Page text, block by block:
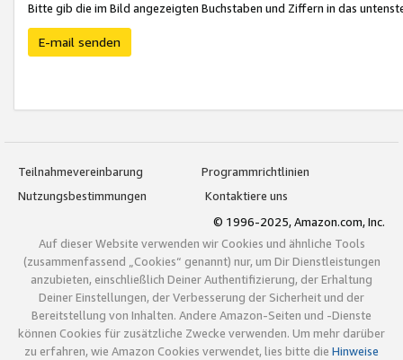
Bitte gib die im Bild angezeigten Buchstaben und Ziffern in das
E-mail senden
Teilnahmevereinbarung
Programmrichtlinien
Nutzungsbestimmungen
Kontaktiere uns
© 1996-2025, Amazon.com, Inc.
Auf dieser Website verwenden wir Cookies und ähnliche Tools
(zusammenfassend „Cookies“ genannt) nur, um Dir Dienstleistungen
anzubieten, einschließlich Deiner Authentifizierung, der Erhaltung
Deiner Einstellungen, der Verbesserung der Sicherheit und der
Bereitstellung von Inhalten. Andere Amazon-Seiten und -Dienste
können Cookies für zusätzliche Zwecke verwenden. Um mehr darüber
zu erfahren, wie Amazon Cookies verwendet, lies bitte die Hinweise